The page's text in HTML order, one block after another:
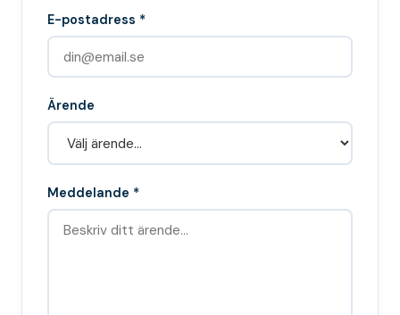
E-postadress *
Ärende
Meddelande *